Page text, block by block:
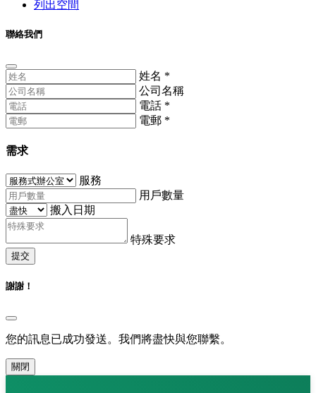
列出空間
聯絡我們
姓名 *
公司名稱
電話 *
電郵 *
需求
服務
用戶數量
搬入日期
特殊要求
提交
謝謝！
您的訊息已成功發送。我們將盡快與您聯繫。
關閉